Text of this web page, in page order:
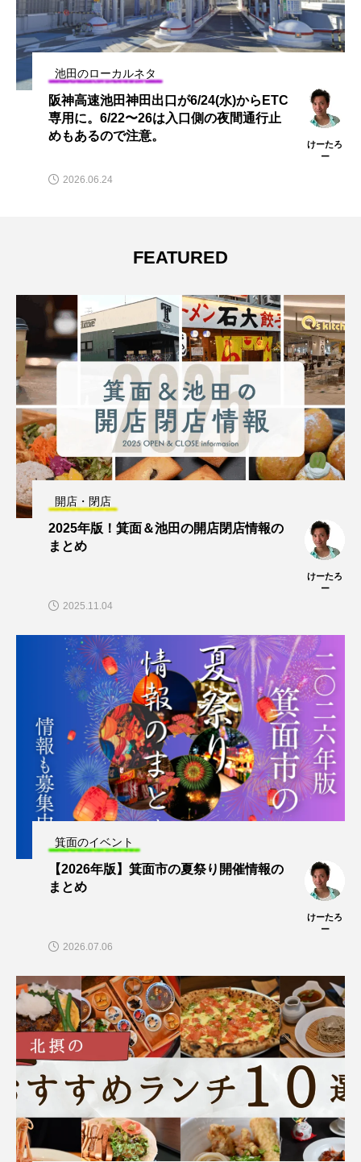
池田のローカルネタ
阪神高速池田神田出口が6/24(水)からETC
専用に。6/22〜26は入口側の夜間通行止
めもあるので注意。
けーたろ
ー
2026.06.24
FEATURED
開店・閉店
2025年版！箕面＆池田の開店閉店情報の
まとめ
けーたろ
ー
2025.11.04
箕面のイベント
【2026年版】箕面市の夏祭り開催情報の
まとめ
けーたろ
ー
2026.07.06